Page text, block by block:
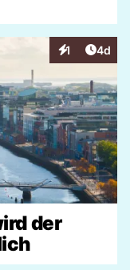
1
Interaktionen
4d
der